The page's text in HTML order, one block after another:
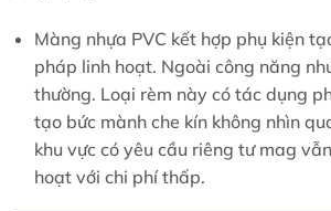
Màng nhựa PVC kết hợp phụ kiện
pháp linh hoạt. Ngoài công năng
thường. Loại rèm này có tác dụng
tạo bức mành che kín không nhìn
khu vực có yêu cầu riêng tư mag
hoạt với chi phí thấp.